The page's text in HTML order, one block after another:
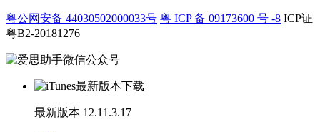
粤公网安备 44030502000033号 粤 ICP 备 09173600 号 -8 ICP证
粤B2-20181276
最新版本 12.11.3.17